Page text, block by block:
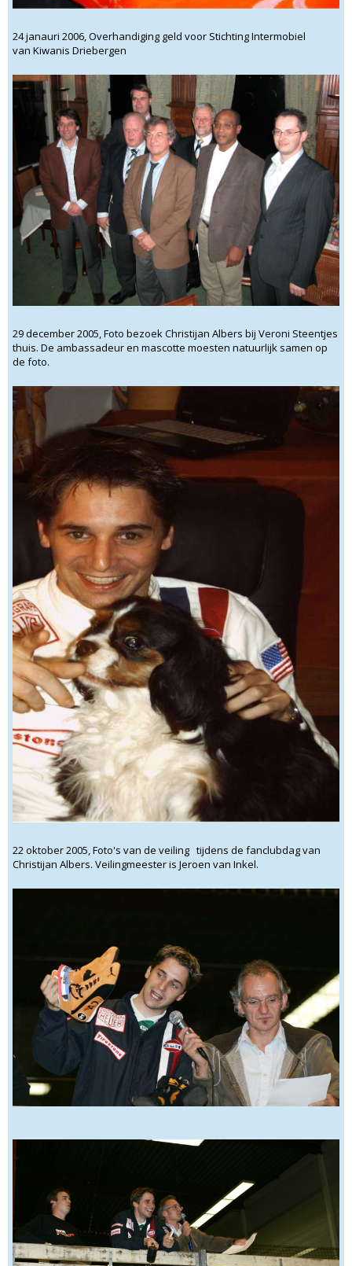
24 janauri 2006, Overhandiging geld voor Stichting Intermobiel
van Kiwanis Driebergen
29 december 2005, Foto bezoek Christijan Albers bij Veroni Steentjes
thuis. De ambassadeur en mascotte moesten natuurlijk samen op
de foto.
22 oktober 2005, Foto's van de veiling tijdens de fanclubdag van
Christijan Albers. Veilingmeester is Jeroen van Inkel.